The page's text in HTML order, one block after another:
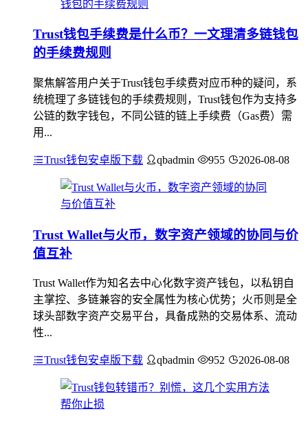
Trust钱包手续费是什么币？一文理清多链钱包
的手续费规则
聚焦解答用户关于Trust钱包手续费对应币种的疑问，系
统梳理了多链钱包的手续费规则，Trust钱包作为支持多
公链的数字钱包，不同公链的链上手续费（Gas费）需
用...
Trust钱包安卓版下载 qbadmin 955 2026-08-08
Trust Wallet与火币，数字资产领域的协同与价
值互补
Trust Wallet作为知名去中心化数字资产钱包，以私钥自
主掌控、多链兼容的安全属性为核心优势；火币则是全
球头部数字资产交易平台，具备成熟的交易体系、流动
性...
Trust钱包安卓版下载 qbadmin 952 2026-08-08